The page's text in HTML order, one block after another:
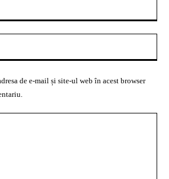
de e-mail și site-ul web în acest browser